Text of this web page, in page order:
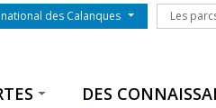
parc
national des Calanques Les
Les
DES